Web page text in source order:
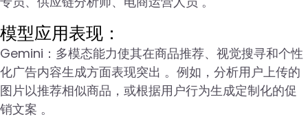
模型应用表现：
Gemini：多模态能力使其在商品推荐、视觉搜寻和个性
化广告内容生成方面表现突出 。例如，分析用户上传的
图片以推荐相似商品，或根据用户行为生成定制化的促
销文案 。